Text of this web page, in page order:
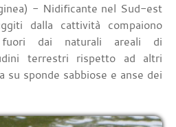
- Nidificante nel Sud-est
dalla cattività compaiono
fuori dai naturali areali di
terrestri rispetto ad altri
su sponde sabbiose e anse dei